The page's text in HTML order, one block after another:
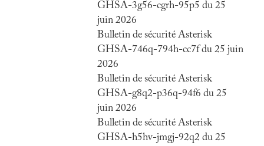
GHSA-3g56-cgrh-95p5 du 25
juin 2026
Bulletin de sécurité Asterisk
GHSA-746q-794h-cc7f du 25 juin
2026
Bulletin de sécurité Asterisk
GHSA-g8q2-p36q-94f6 du 25
juin 2026
Bulletin de sécurité Asterisk
GHSA-h5hv-jmgj-92q2 du 25